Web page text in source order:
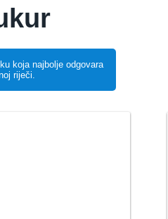
koja najbolje odgovara
riječi.